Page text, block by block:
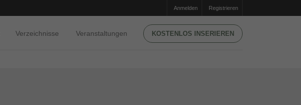
Anmelden Registrieren
Verzeichnisse Veranstaltungen KOSTENLOS INSERIEREN